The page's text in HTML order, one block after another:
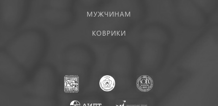
МУЖЧИНАМ
КОВРИКИ